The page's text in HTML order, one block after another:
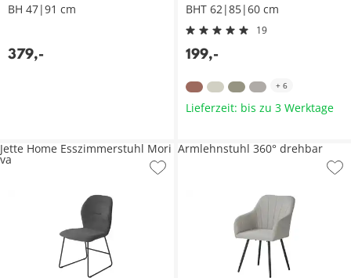
BH 47|91 cm
379,-
BHT 62|85|60 cm
19
199,-
+ 6
Lieferzeit: bis zu 3 Werktage
Jette Home Esszimmerstuhl Mori
va
Armlehnstuhl 360° drehbar